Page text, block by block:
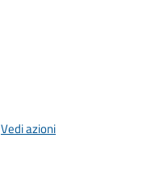
Vedi azioni